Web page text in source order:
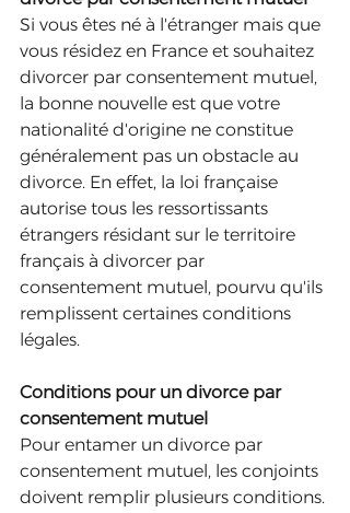
Si vous êtes né à l'étranger mais que
vous résidez en France et souhaitez
divorcer par consentement mutuel,
la bonne nouvelle est que votre
nationalité d'origine ne constitue
généralement pas un obstacle au
divorce. En effet, la loi française
autorise tous les ressortissants
étrangers résidant sur le territoire
français à divorcer par
consentement mutuel, pourvu qu'ils
remplissent certaines conditions
légales.
Conditions pour un divorce par
consentement mutuel
Pour entamer un divorce par
consentement mutuel, les conjoints
doivent remplir plusieurs conditions.